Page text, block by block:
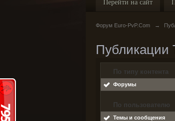
Перейти на сайт
Форум Euro-PvP.Com →
Публикации
По типу контента
Форумы
По пользователю
Темы и сообщения